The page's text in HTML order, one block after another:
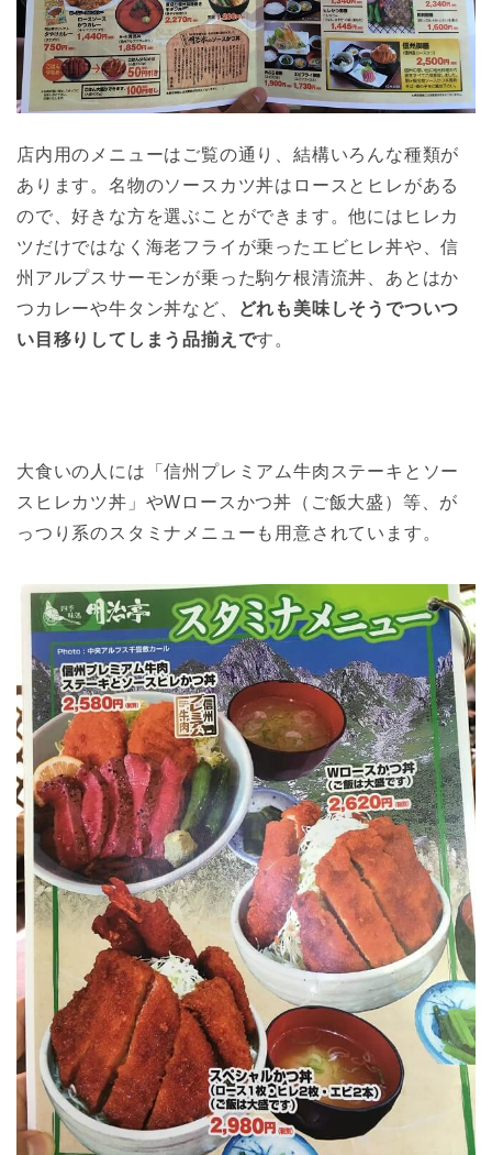
店内用のメニューはご覧の通り、結構いろんな種類が
あります。名物のソースカツ丼はロースとヒレがある
ので、好きな方を選ぶことができます。他にはヒレカ
ツだけではなく海老フライが乗ったエビヒレ丼や、信
州アルプスサーモンが乗った駒ケ根清流丼、あとはか
つカレーや牛タン丼など、
どれも美味しそうでついつ
い目移りしてしまう品揃えです。
大食いの人には「信州プレミアム牛肉ステーキとソー
スヒレカツ丼」やWロースかつ丼（ご飯大盛）等、が
っつり系のスタミナメニューも用意されています。